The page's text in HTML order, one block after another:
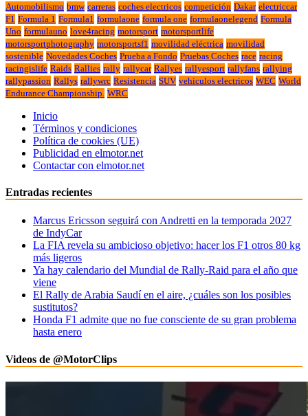
Automobilismo bmw carreras coches electricos competición Dakar electriccar
F1 Formula 1 Formula1 formulaone formula one formulaonelegend Formula
Uno formulauno love4racing motorsport motorsportlife
motorsportphotography motorsportsf1 movilidad eléctrica movilidad
sostenible Novedades Coches Prueba a Fondo Pruebas Coches race racing
racingislife Raids Rallies rally rallycar Rallyes rallyesport rallyfans rallying
rallypassion Rallys rallywrc Resistencia SUV vehiculos electricos WEC World
Endurance Championship. WRC
Inicio
Términos y condiciones
Política de cookies (UE)
Publicidad en elmotor.net
Contactar con elmotor.net
Entradas recientes
Marcus Ericsson seguirá con Andretti en la temporada 2027
de IndyCar
La FIA revela su ambicioso objetivo: hacer los F1 otros 80 kg
más ligeros
Ya hay calendario del Mundial de Rally-Raid para el año que
viene
El Rally de Arabia Saudí en el aire, ¿cuáles son los posibles
sustitutos?
Honda F1 admite que no fue consciente de su gran problema
hasta enero
Videos de @MotorClips